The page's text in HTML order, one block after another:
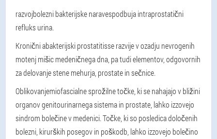
razvojbolezni bakterijske naravespodbuja intraprostatični
refluks urina.
Kronični abakterijski prostatitisse razvije v ozadju nevrogenih
motenj mišic medeničnega dna, pa tudi elementov, odgovornih
za delovanje stene mehurja, prostate in sečnice.
Oblikovanjemiofascialne sprožilne točke , ki se nahajajo v bližini
organov genitourinarnega sistema in prostate, lahko izzovejo
sindrom bolečine v medenici. Točke, ki so posledica določenih
bolezni, kirurških posegov in poškodb, lahko izzovejo bolečino